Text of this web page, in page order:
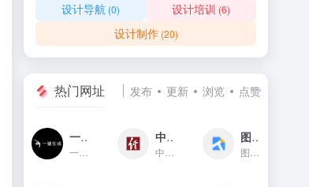
设计导航 (0) 设计培训 (6)
设计制作(20)
热门网址 发布 更新 浏览 点赞
一键生成 中国经济网 图贴士